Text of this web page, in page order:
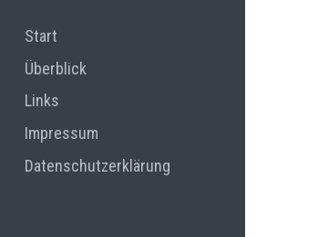
Start
Überblick
Links
Impressum
Datenschutzerklärung